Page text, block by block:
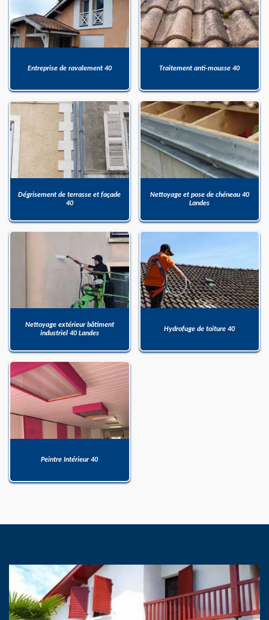
Entreprise de ravalement 40 Traitement anti-mousse 40
Dégrisement de terrasse et façade
40
Nettoyage et pose de chéneau 40
Landes
Nettoyage extérieur bâtiment
industriel 40 Landes
Hydrofuge de toiture 40
Peintre Intérieur 40